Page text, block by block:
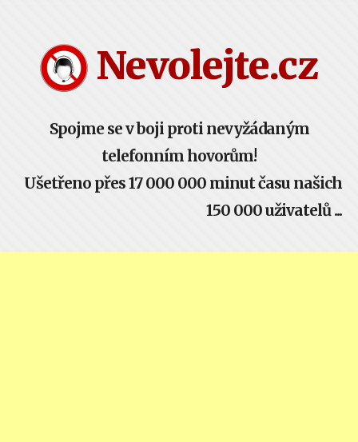
Nevolejte.cz
Spojme se v boji proti nevyžádaným
telefonním hovorům!
Ušetřeno přes 17 000 000 minut času našich
150 000 uživatelů ...